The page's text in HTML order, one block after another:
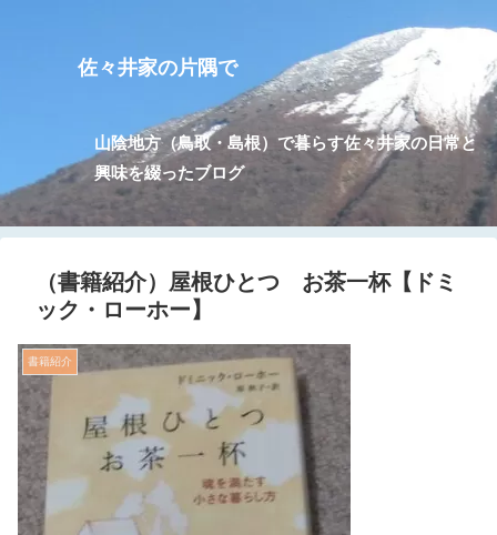
佐々井家の片隅で
山陰地方（鳥取・島根）で暮らす佐々井家の日常と
興味を綴ったブログ
（書籍紹介）屋根ひとつ お茶一杯【ドミ
ック・ローホー】
書籍紹介